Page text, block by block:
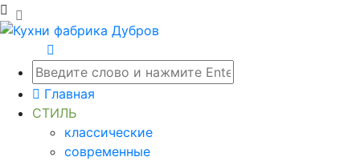
Главная
СТИЛЬ
классические
современные